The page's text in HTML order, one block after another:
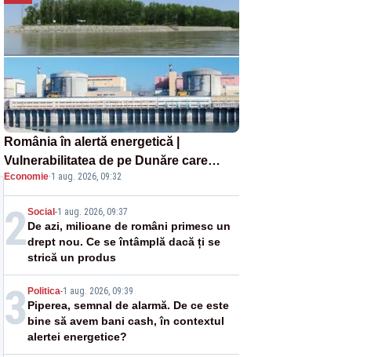
România în alertă energetică |
Vulnerabilitatea de pe Dunăre care
pune în pericol Centrala Cernavodă era
cunoscută de pe vremea lui Ceaușescu
Economie·1 aug. 2026, 09:32
2Social -1 aug. 2026, 09:37
De azi, milioane de români primesc un
drept nou. Ce se întâmplă dacă ți se
strică un produs
3 Politica-1 aug. 2026, 09:39
Piperea, semnal de alarmă. De ce este
bine să avem bani cash, în contextul
alertei energetice?